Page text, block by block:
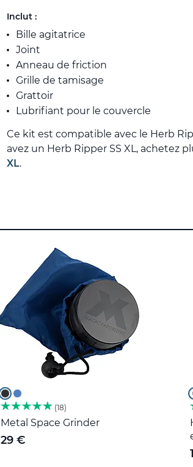
Inclut :
Bille agitatrice
Joint
Anneau de friction
Grille de tamisage
Grattoir
Lubrifiant pour le couvercle
Ce kit est compatible avec le Herb
avez un Herb Ripper SS XL, achetez
XL.
18
Metal Space Grinder
29 €